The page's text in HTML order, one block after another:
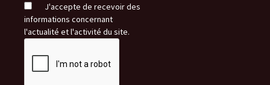
J'accepte de recevoir des
informations concernant
l'actualité et l'activité du site.